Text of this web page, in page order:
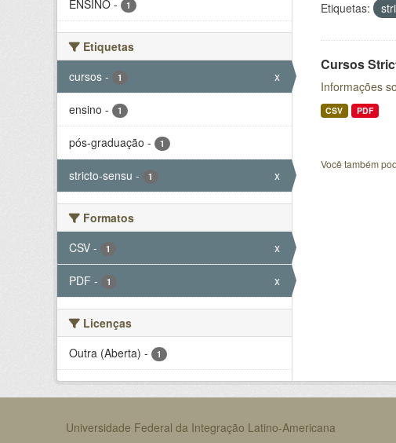
ENSINO - 1
Etiquetas
cursos - 1 x
ensino - 1
pós-graduação - 1
stricto-sensu - 1 x
Formatos
CSV - 1 x
PDF - 1 x
Licenças
Outra (Aberta) - 1
Etiquetas:
Cursos
Informações
CSV PDF
Você também
Universidade Federal da Integração Latino-Americana